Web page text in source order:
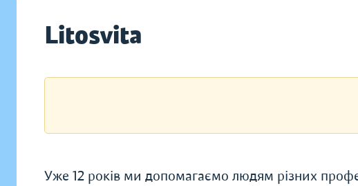
Litosvita
Уже 12 років ми допомагаємо людям різних